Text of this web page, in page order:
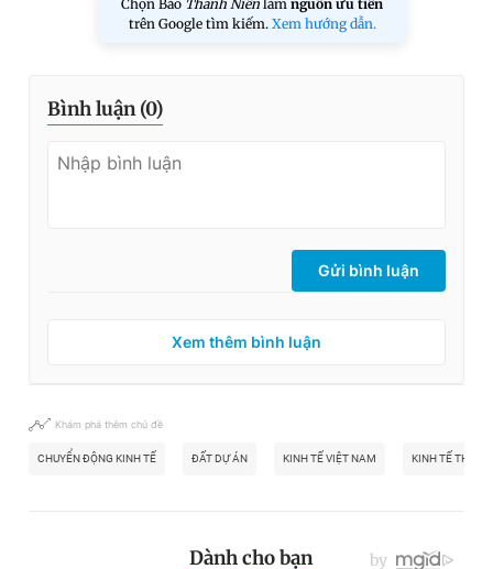
Chọn Báo Thanh Niên làm nguồn ưu tiên
trên Google tìm kiếm. Xem hướng dẫn.
Bình luận (0)
Gửi bình luận
Xem thêm bình luận
Khám phá thêm chủ đề
CHUYỂN ĐỘNG KINH TẾ ĐẤT DỰ ÁN KINH TẾ VIỆT NAM KINH TẾ THẾ